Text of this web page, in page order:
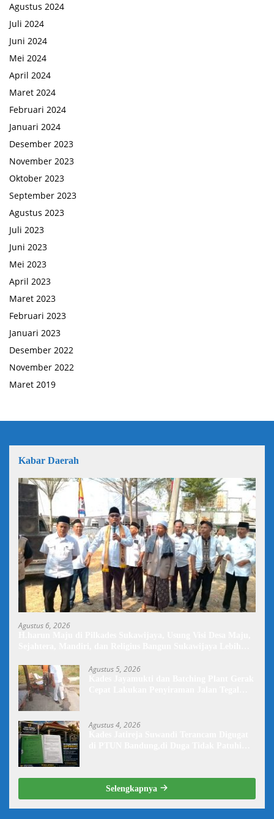
Agustus 2024
Juli 2024
Juni 2024
Mei 2024
April 2024
Maret 2024
Februari 2024
Januari 2024
Desember 2023
November 2023
Oktober 2023
September 2023
Agustus 2023
Juli 2023
Juni 2023
Mei 2023
April 2023
Maret 2023
Februari 2023
Januari 2023
Desember 2022
November 2022
Maret 2019
Kabar Daerah
Agustus 6, 2026
Agustus 5, 2026
Agustus 4, 2026
Selengkapnya